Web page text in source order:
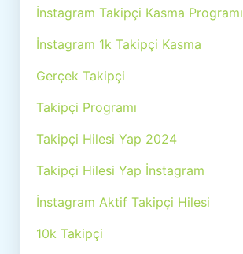
İnstagram Takipçi Kasma Programı
İnstagram 1k Takipçi Kasma
Gerçek Takipçi
Takipçi Programı
Takipçi Hilesi Yap 2024
Takipçi Hilesi Yap İnstagram
İnstagram Aktif Takipçi Hilesi
10k Takipçi